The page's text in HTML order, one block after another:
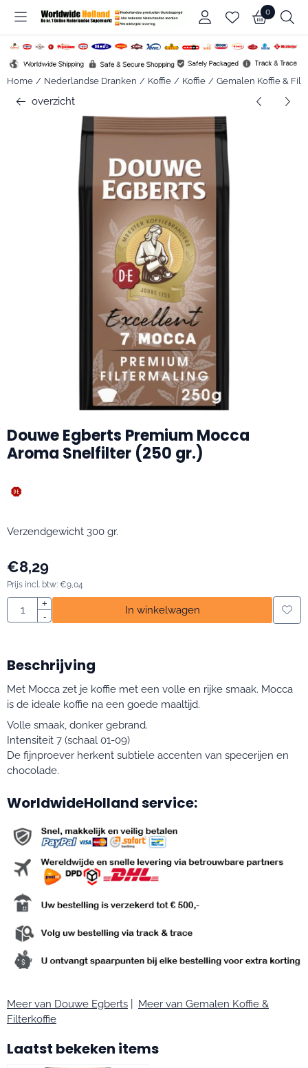
Cookievoorkeuren zijn beschikbaar. Kies instellingen of sta alle
0
Home / Nederlandse Dranken / Koffie / Koffie / Gemalen Koffie &
overzicht
Douwe Egberts Premium Mocca
Aroma Snelfilter (250 gr.)
Verzendgewicht 300 gr.
€8,29
Prijs incl. btw: €9,04
Aantal
+
-
In winkelwagen
Beschrijving
Met Mocca zet je koffie met een volle en rijke smaak. Mocca
is de ideale koffie na een goede maaltijd.
Volle smaak, donker gebrand.
Intensiteit 7 (schaal 01-09)
De fijnproever herkent subtiele accenten van specerijen en
chocolade.
WorldwideHolland service:
Meer van Douwe Egberts
Meer van Gemalen Koffie &
Filterkoffie
Laatst bekeken items